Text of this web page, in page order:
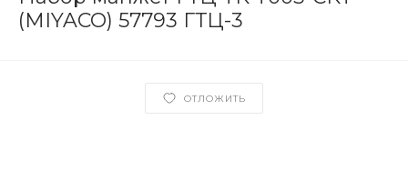
(MIYACO) 57793 ГТЦ-3
ОТЛОЖИТЬ